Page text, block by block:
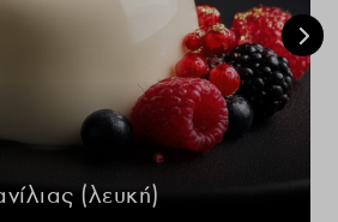
(λευκή)